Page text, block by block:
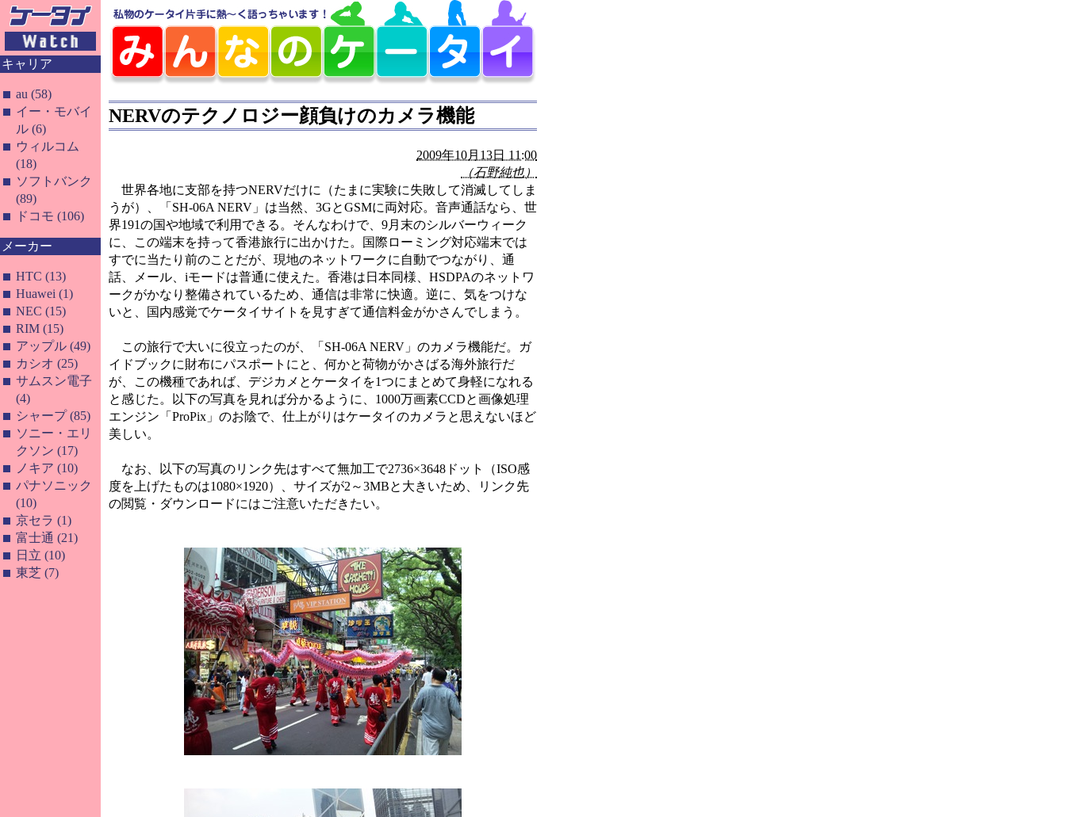
キャリア
au (58)
イー・モバイ
ル (6)
ウィルコム
(18)
ソフトバンク
(89)
ドコモ (106)
メーカー
HTC (13)
Huawei (1)
NEC (15)
RIM (15)
アップル (49)
カシオ (25)
サムスン電子
(4)
シャープ (85)
ソニー・エリ
クソン (17)
ノキア (10)
パナソニック
(10)
京セラ (1)
富士通 (21)
日立 (10)
東芝 (7)
NERVのテクノロジー顔負けのカメラ機能
2009年10月13日 11:00
（石野純也）
世界各地に支部を持つNERVだけに（たまに実験に失敗して消滅してしま
うが）、「SH-06A NERV」は当然、3GとGSMに両対応。音声通話なら、世
界191の国や地域で利用できる。そんなわけで、9月末のシルバーウィーク
に、この端末を持って香港旅行に出かけた。国際ローミング対応端末では
すでに当たり前のことだが、現地のネットワークに自動でつながり、通
話、メール、iモードは普通に使えた。香港は日本同様、HSDPAのネットワ
ークがかなり整備されているため、通信は非常に快適。逆に、気をつけな
いと、国内感覚でケータイサイトを見すぎて通信料金がかさんでしまう。
この旅行で大いに役立ったのが、「SH-06A NERV」のカメラ機能だ。ガ
イドブックに財布にパスポートにと、何かと荷物がかさばる海外旅行だ
が、この機種であれば、デジカメとケータイを1つにまとめて身軽になれる
と感じた。以下の写真を見れば分かるように、1000万画素CCDと画像処理
エンジン「ProPix」のお陰で、仕上がりはケータイのカメラと思えないほど
美しい。
なお、以下の写真のリンク先はすべて無加工で2736×3648ドット（ISO感
度を上げたものは1080×1920）、サイズが2～3MBと大きいため、リンク先
の閲覧・ダウンロードにはご注意いただきたい。